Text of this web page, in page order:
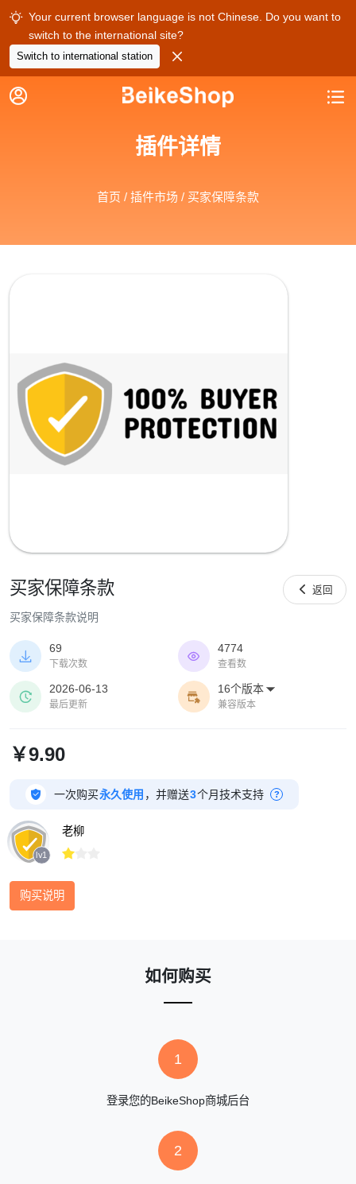
 Your current browser language is not Chinese. Do you want to
switch to the international site?
Switch to international station 
 
插件详情
首页 / 插件市场 / 买家保障条款
买家保障条款
买家保障条款说明
 返回

69
下载次数

4774
查看数

2026-06-13
最后更新

16个版本 
兼容版本
￥9.90
 一次购买永久使用 ，并赠送3个月技术支持 ?
lv1
老柳

购买说明
如何购买
1
登录您的BeikeShop商城后台
2